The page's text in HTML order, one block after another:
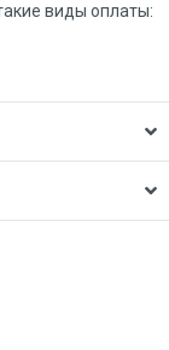
виды оплаты: